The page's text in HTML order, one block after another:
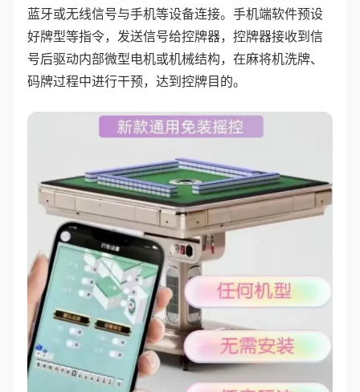
蓝牙或无线信号与手机等设备连接。手机端软件预设
好牌型等指令，发送信号给控牌器，控牌器接收到信
号后驱动内部微型电机或机械结构，在麻将机洗牌、
码牌过程中进行干预，达到控牌目的。